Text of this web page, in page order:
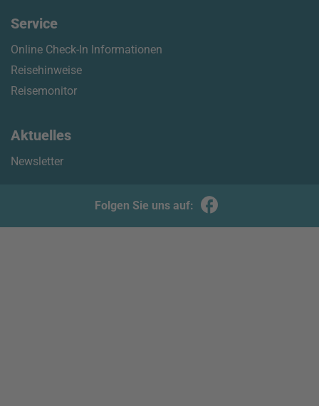
Service
Online Check-In Informationen
Reisehinweise
Reisemonitor
Aktuelles
Newsletter
Folgen Sie uns auf: